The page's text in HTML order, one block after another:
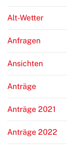
Alt-Wetter
Anfragen
Ansichten
Anträge
Anträge 2021
Anträge 2022